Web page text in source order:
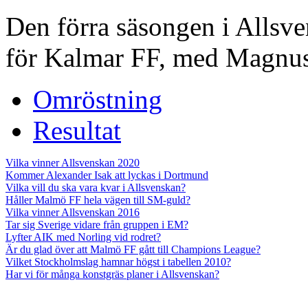
Den förra säsongen i
för Kalmar FF, med
Omröstning
Resultat
Vilka vinner Allsvenskan 2020
Kommer Alexander Isak att lyckas i Dortmund
Vilka vill du ska vara kvar i Allsvenskan?
Håller Malmö FF hela vägen till SM-guld?
Vilka vinner Allsvenskan 2016
Tar sig Sverige vidare från gruppen i EM?
Lyfter AIK med Norling vid rodret?
Är du glad över att Malmö FF gått till Champions League?
Vilket Stockholmslag hamnar högst i tabellen 2010?
Har vi för många konstgräs planer i Allsvenskan?